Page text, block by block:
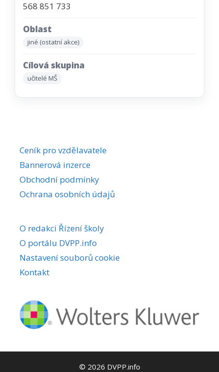
568 851 733
Oblast
jiné (ostatní akce)
Cílová skupina
učitelé MŠ
Ceník pro vzdělavatele
Bannerová inzerce
Obchodní podmínky
Ochrana osobních údajů
O redakci Řízení školy
O portálu DVPP.info
Nastavení souborů cookie
Kontakt
© 2026 DVPP.info